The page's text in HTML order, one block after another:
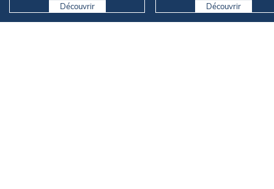
Découvrir Découvrir